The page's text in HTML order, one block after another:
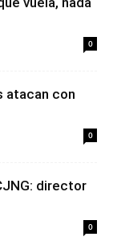
0
atacan con
0
director
0